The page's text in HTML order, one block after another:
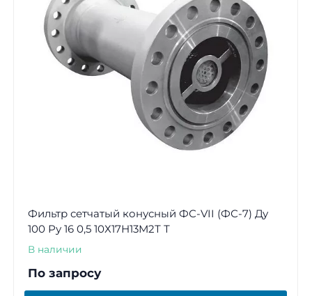
Фильтр сетчатый конусный ФС-VII (ФС-7) Ду
100 Ру 16 0,5 10Х17Н13М2Т Т
В наличии
По запросу